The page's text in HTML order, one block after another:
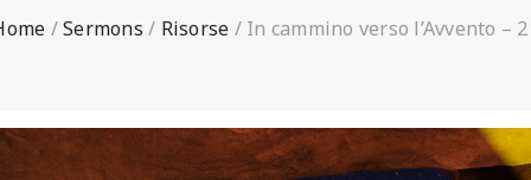
/Sermons / Risorse / In cammino verso l’Avvento –